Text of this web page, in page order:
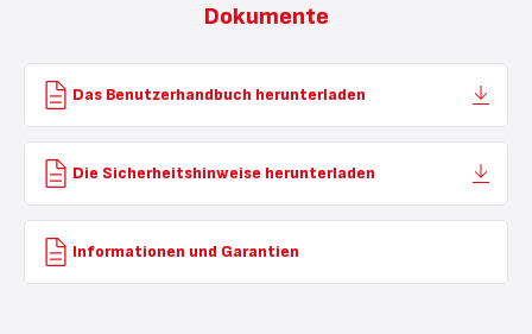
Dokumente
Das Benutzerhandbuch herunterladen
Die Sicherheitshinweise herunterladen
Informationen und Garantien